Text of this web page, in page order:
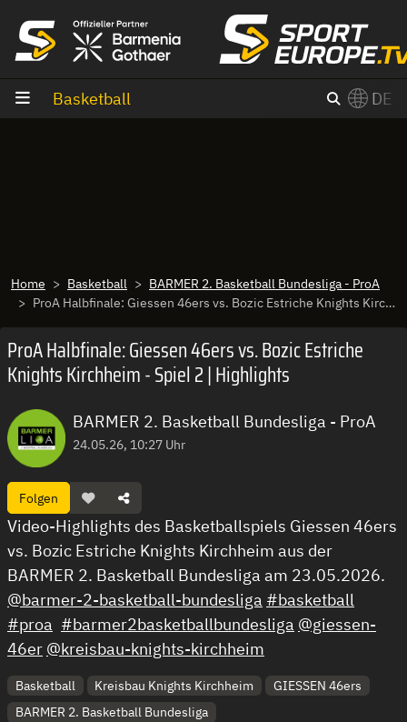
Basketball DE
Home Basketball
BARMER 2. Basketball Bundesliga - ProA
ProA Halbfinale: Giessen 46ers vs. Bozic Estriche Knights Kirchheim - Spiel 2 | Highlights
ProA Halbfinale: Giessen 46ers vs. Bozic Estriche
Knights Kirchheim - Spiel 2 | Highlights
BARMER 2. Basketball Bundesliga - ProA
24.05.26, 10:27 Uhr
Folgen
Video-Highlights des Basketballspiels Giessen 46ers
vs. Bozic Estriche Knights Kirchheim aus der
BARMER 2. Basketball Bundesliga am 23.05.2026.
@barmer-2-basketball-bundesliga #basketball
#proa #barmer2basketballbundesliga @giessen-
46er @kreisbau-knights-kirchheim
Basketball Kreisbau Knights Kirchheim
GIESSEN 46ers
BARMER 2. Basketball Bundesliga